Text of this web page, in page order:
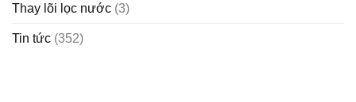
Thay lõi lọc nước (3)
Tin tức (352)